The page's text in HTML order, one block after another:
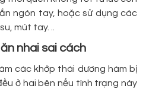
ngón tay, hoặc sử dụng các
mút tay. ..
nhai sai cách
các khớp thái dương hàm bị
ở hai bên nếu tình trạng này